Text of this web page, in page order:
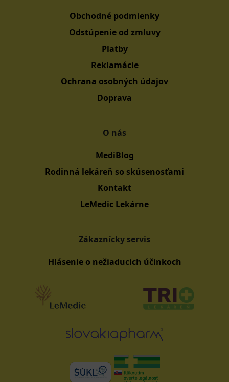
Obchodné podmienky
Odstúpenie od zmluvy
Platby
Reklamácie
Ochrana osobných údajov
Doprava
O nás
MediBlog
Rodinná lekáreň so skúsenosťami
Kontakt
LeMedic Lekárne
Zákaznícky servis
Hlásenie o nežiaducich účinkoch